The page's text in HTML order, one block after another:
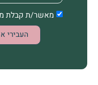
מאשר/ת קבלת
העבירי